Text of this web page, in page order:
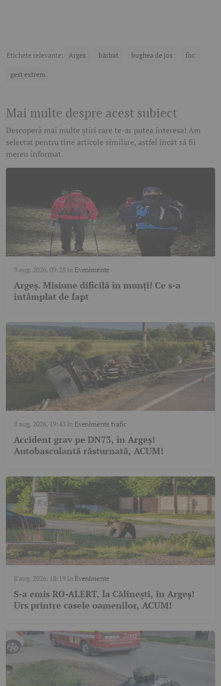
Etichete relevante: Arges bărbat bughea de jos foc
gest extrem
Mai multe despre acest subiect
Descoperă mai multe știri care te-ar putea interesa! Am
selectat pentru tine articole similare, astfel încât să fii
mereu informat.
9 aug. 2026, 09:28în Evenimente
Argeș. Misiune dificilă în munți! Ce s-a
întâmplat de fapt
8 aug. 2026, 19:43în Evenimente trafic
Accident grav pe DN73, în Argeș!
Autobasculantă răsturnată, ACUM!
8 aug. 2026, 18:19în Evenimente
S-a emis RO-ALERT, la Călinești, în Argeș!
Urs printre casele oamenilor, ACUM!